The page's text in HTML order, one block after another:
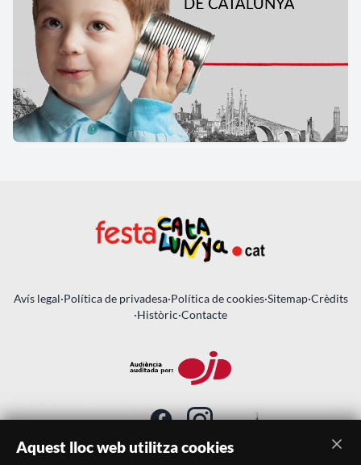
Avís legal·Política de privadesa·Política de cookies·Sitemap·Crèdits
·Històric·Contacte
Aquest lloc web utilitza cookies